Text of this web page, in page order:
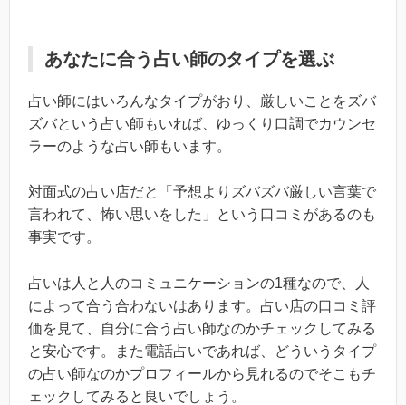
あなたに合う占い師のタイプを選ぶ
占い師にはいろんなタイプがおり、厳しいことをズバ
ズバという占い師もいれば、ゆっくり口調でカウンセ
ラーのような占い師もいます。
対面式の占い店だと「予想よりズバズバ厳しい言葉で
言われて、怖い思いをした」という口コミがあるのも
事実です。
占いは人と人のコミュニケーションの1種なので、人
によって合う合わないはあります。占い店の口コミ評
価を見て、自分に合う占い師なのかチェックしてみる
と安心です。また電話占いであれば、どういうタイプ
の占い師なのかプロフィールから見れるのでそこもチ
ェックしてみると良いでしょう。